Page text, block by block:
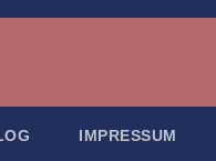
IMPRESSUM